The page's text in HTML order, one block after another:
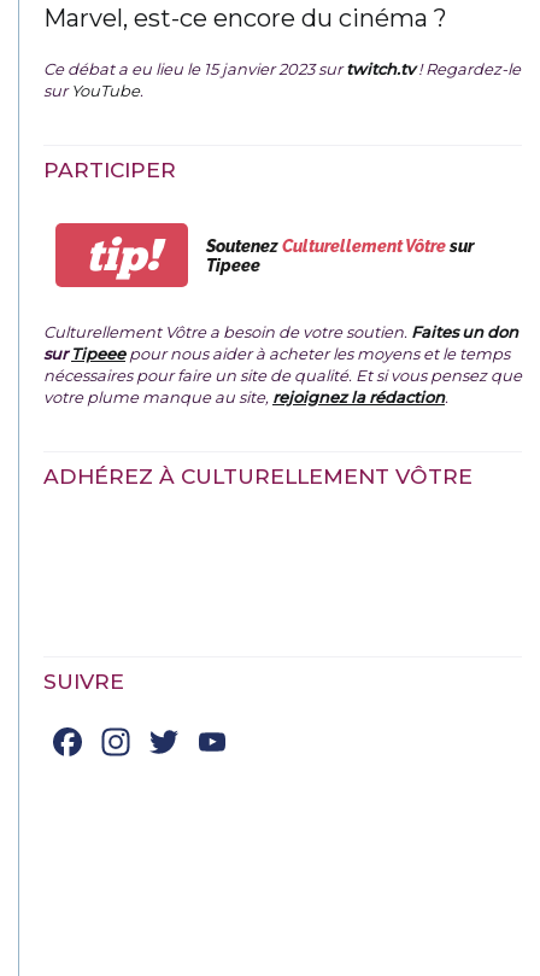
Marvel, est-ce encore du cinéma ?
Ce débat a eu lieu le 15 janvier 2023 surtwitch.tv ! Regardez-le
surYouTube.
PARTICIPER
tip! SoutenezCulturellement Vôtresur
Tipeee
Culturellement Vôtre a besoin de votre soutien. Faites un don
surTipeeepour nous aider à acheter les moyens et le temps
nécessaires pour faire un site de qualité. Et si vous pensez que
votre plume manque au site, rejoignez la rédaction.
ADHÉREZ À CULTURELLEMENT VÔTRE
SUIVRE
Facebook
Instagram
Twitter